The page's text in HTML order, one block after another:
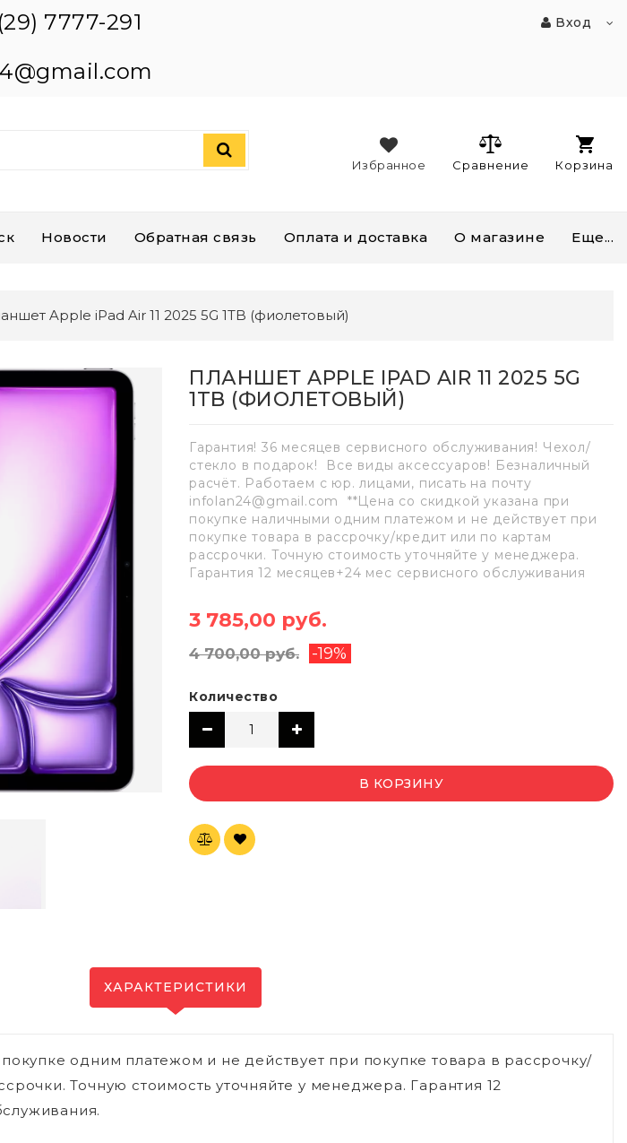
7777-291
Вход
Корзина
Сравнение
Избранное
Новости Обратная связь Оплата и доставка О магазине Еще...
Apple iPad Air 11 2025 5G 1TB (фиолетовый)
ПЛАНШЕТ APPLE IPAD AIR 11 2025 5G
1TB (ФИОЛЕТОВЫЙ)
Гарантия! 36 месяцев сервисного обслуживания! Чехол/
стекло в подарок! Все виды аксессуаров! Безналичный
расчёт. Работаем с юр. лицами, писать на почту
infolan24@gmail.com **Цена со скидкой указана при
покупке наличными одним платежом и не действует при
покупке товара в рассрочку/кредит или по картам
рассрочки. Точную стоимость уточняйте у менеджера.
Гарантия 12 месяцев+24 мес сервисного обслуживания
3 785,00 руб.
4 700,00 руб. -19%
Количество
В КОРЗИНУ
ХАРАКТЕРИСТИКИ
одним платежом и не действует при покупке товара в рассрочку/
Точную стоимость уточняйте у менеджера. Гарантия 12